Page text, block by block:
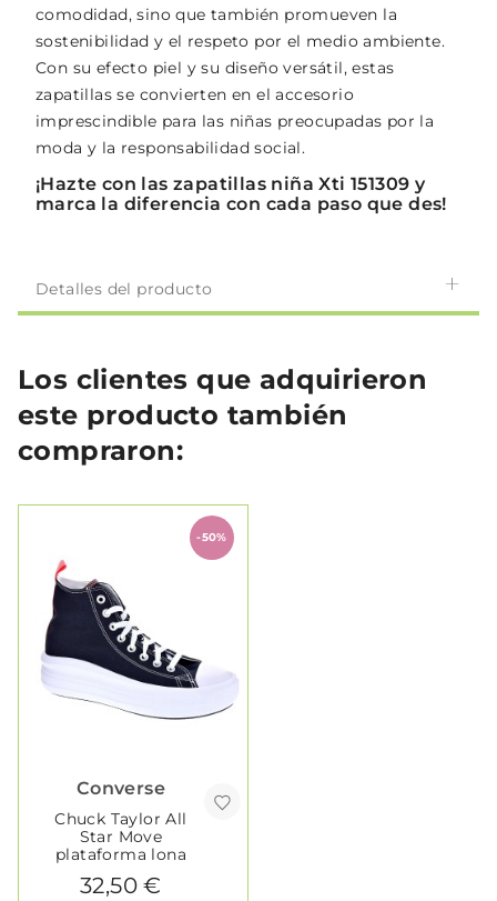
comodidad, sino que también promueven la
sostenibilidad y el respeto por el medio ambiente.
Con su efecto piel y su diseño versátil, estas
zapatillas se convierten en el accesorio
imprescindible para las niñas preocupadas por la
moda y la responsabilidad social.
¡Hazte con las zapatillas niña Xti 151309 y
marca la diferencia con cada paso que des!
Detalles del producto
Los clientes que adquirieron
este producto también
compraron:
-50%
Converse
Chuck Taylor All
Star Move
plataforma lona
32,50 €